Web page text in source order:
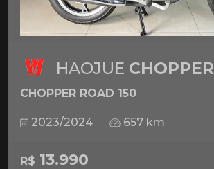
HAOJUE CHOPPER
CHOPPER ROAD 150
2023/2024 657 km
R$ 13.990